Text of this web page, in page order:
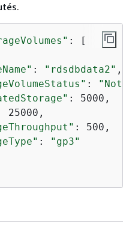
: [
: "rdsdbdata2" ,
:
"Not-
: 5000,
25000,
: 500,
:
"gp3"